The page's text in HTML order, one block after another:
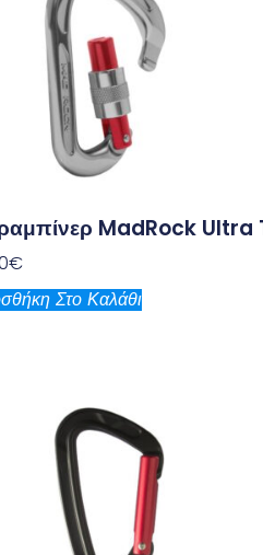
MadRock Ultra
€
Στο Καλάθι